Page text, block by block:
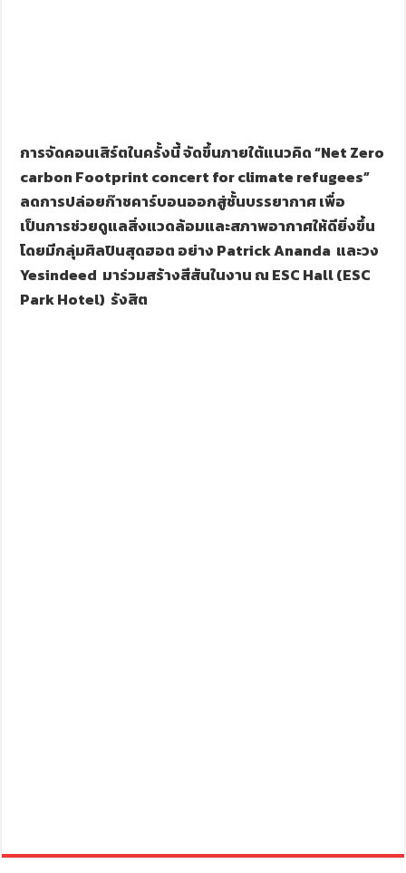
การจัดคอนเสิร์ตในครั้งนี้ จัดขึ้นภายใต้แนวคิด “Net Zero
carbon Footprint concert for climate refugees”
ลดการปล่อยก๊าชคาร์บอนออกสู่ชั้นบรรยากาศ เพื่อ
เป็นการช่วยดูแลสิ่งแวดล้อมและสภาพอากาศให้ดียิ่งขึ้น
โดยมีกลุ่มศิลปินสุดฮอต อย่าง Patrick Ananda และวง
Yesindeed มาร่วมสร้างสีสันในงาน ณ ESC Hall (ESC
Park Hotel) รังสิต